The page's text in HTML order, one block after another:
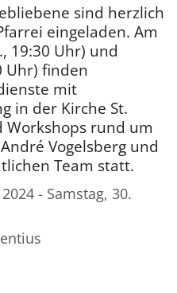
sind herzlich
eingeladen. Am
19:30 Uhr) und
Uhr) finden
mit
in der Kirche St.
Workshops rund um
Vogelsberg und
Team statt.
- Samstag, 30.